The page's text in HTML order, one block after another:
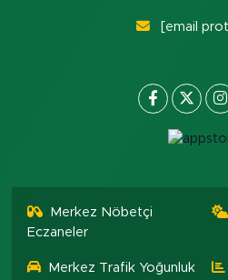
[email
Merkez Nöbetçi
Eczaneler
Merkez Trafik Yoğunluk